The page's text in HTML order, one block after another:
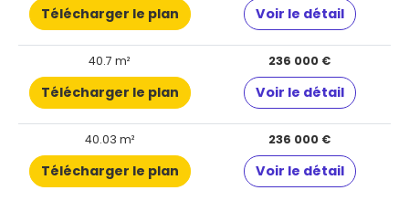
Télécharger le plan Voir le détail
40.7 m² 236 000 €
Télécharger le plan Voir le détail
40.03 m² 236 000 €
Télécharger le plan Voir le détail